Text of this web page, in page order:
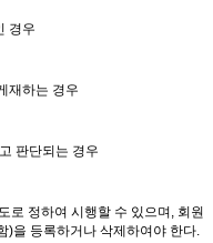
경우
재하는 경우
판단되는 경우
로 정하여 시행할 수 있으며, 회원
)을 등록하거나 삭제하여야 한다.